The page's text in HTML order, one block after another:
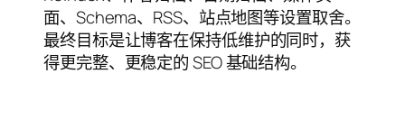
面、Schema、RSS、站点地图等设置取舍。
最终目标是让博客在保持低维护的同时，获
得更完整、更稳定的 SEO 基础结构。